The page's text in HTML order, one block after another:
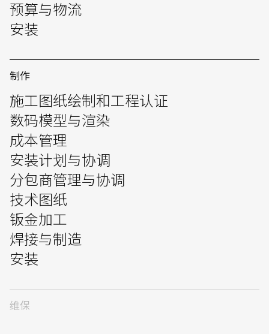
预算与物流
安装
制作
施工图纸绘制和工程认证
数码模型与渲染
成本管理
安装计划与协调
分包商管理与协调
技术图纸
钣金加工
焊接与制造
安装
维保